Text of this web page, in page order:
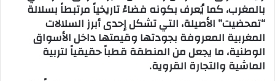
و
ي
ا
بالمغرب، كما يُعرف بكونه فضاءً تاريخياً مرتبطاً بسلالة
“تمحضيت” الأصيلة، التي تشكل إحدى أبرز السلالات
المغربية المعروفة بجودتها وقيمتها داخل الأسواق
الوطنية، ما يجعل من المنطقة قطباً حقيقياً لتربية
الماشية والتجارة القروية.